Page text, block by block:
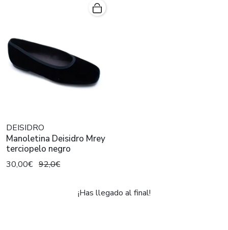
DEISIDRO
Manoletina Deisidro Mrey
terciopelo negro
30,00€ 92,0€
¡Has llegado al final!